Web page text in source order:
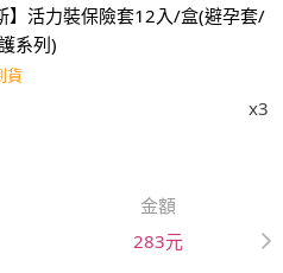
】活力裝保險套12入/盒(避孕套/
系列)
貨
x3
金額
283元